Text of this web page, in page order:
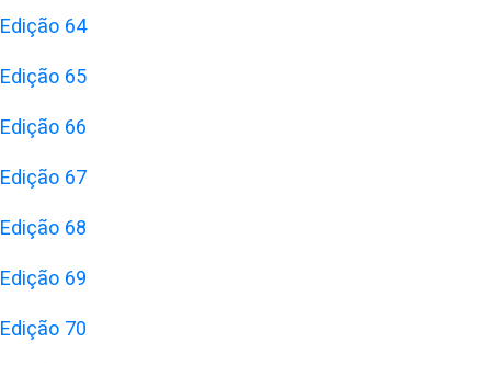
Edição 64
Edição 65
Edição 66
Edição 67
Edição 68
Edição 69
Edição 70